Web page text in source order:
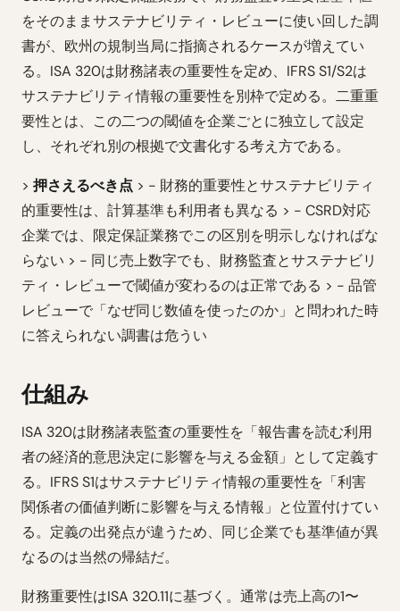
をそのままサステナビリティ・レビューに使い回した調
書が、欧州の規制当局に指摘されるケースが増えてい
る。ISA 320は財務諸表の重要性を定め、IFRS S1/S2は
サステナビリティ情報の重要性を別枠で定める。二重重
要性とは、この二つの閾値を企業ごとに独立して設定
し、それぞれ別の根拠で文書化する考え方である。
> 押さえるべき点 > - 財務的重要性とサステナビリティ
的重要性は、計算基準も利用者も異なる > - CSRD対応
企業では、限定保証業務でこの区別を明示しなければな
らない > - 同じ売上数字でも、財務監査とサステナビリ
ティ・レビューで閾値が変わるのは正常である > - 品管
レビューで「なぜ同じ数値を使ったのか」と問われた時
に答えられない調書は危うい
仕組み
ISA 320は財務諸表監査の重要性を「報告書を読む利用
者の経済的意思決定に影響を与える金額」として定義す
る。IFRS S1はサステナビリティ情報の重要性を「利害
関係者の価値判断に影響を与える情報」と位置付けてい
る。定義の出発点が違うため、同じ企業でも基準値が異
なるのは当然の帰結だ。
財務重要性はISA 320.11に基づく。通常は売上高の1〜